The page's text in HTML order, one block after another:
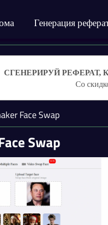
Генерация
СГЕНЕРИРУЙ
Со
Face Swap
Swap